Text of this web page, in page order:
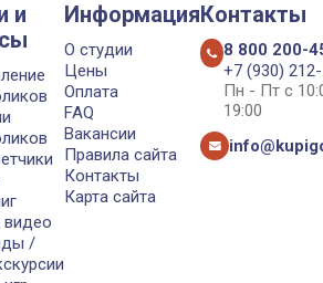
и
видео
/
Информация
О студии
Цены
Оплата
FAQ
Вакансии
Правила сайта
Контакты
Карта сайта
Контакты
8 800 200-
+7 (930)
Пн - Пт с
19:00